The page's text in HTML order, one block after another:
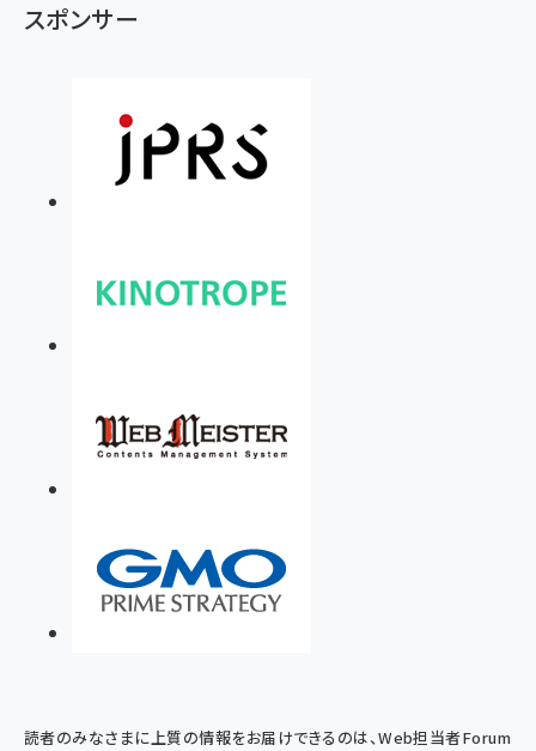
スポンサー
読者のみなさまに上質の情報をお届けできるのは、Web担当者Forum